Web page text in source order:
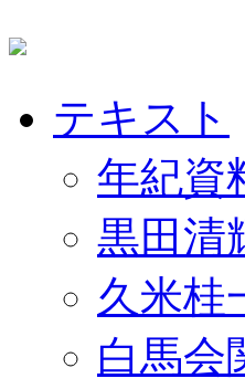
テキスト
年紀資
黒田清
久米桂
白馬会